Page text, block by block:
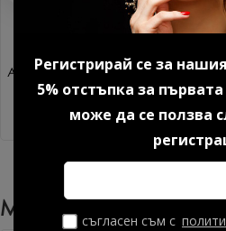
Регистрирай се за
5% отстъпка за
може да се ползва
съгласен съм с
Акригел Sparkle mood №1 15
гр. 1 бр.
14.85 € (29.04 лв.)
Може Да